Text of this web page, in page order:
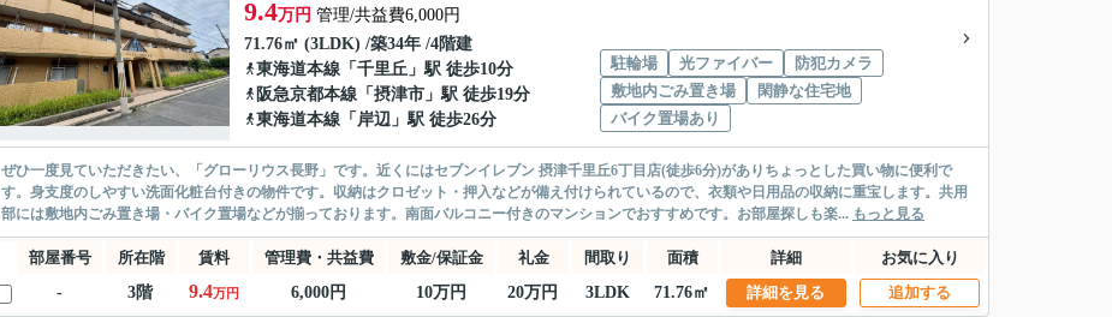
9.4万円 管理/共益費6,000円
71.76㎡ (3LDK) /築34年 /4階建
東海道本線 「 千里丘 」駅 徒歩10分
阪急京都本線 「 摂津市 」駅 徒歩19分
東海道本線 「 岸辺 」駅 徒歩26分
駐輪場 光ファイバー
防犯カメラ
敷地内ごみ置き場
閑静な住宅地
バイク置場あり
ぜひ一度見ていただきたい、「グローリウス長野」です。近くにはセブンイレブン 摂津千里丘6丁目店(徒歩6分)がありちょっとした買い物に便利で
す。身支度のしやすい洗面化粧台付きの物件です。収納はクロゼット・押入などが備え付けられているので、衣類や日用品の収納に重宝します。共用
部には敷地内ごみ置き場・バイク置場などが揃っております。南面バルコニー付きのマンションでおすすめです。お部屋探しも楽... もっと見る
部屋番号 所在階 賃料 管理費・共益費 敷金/保証金 礼金 間取り 面積 詳細
お気に入り
-
3階 9.4万円 6,000円 10万円 20万円 3LDK 71.76㎡ 詳細を見る 追加する